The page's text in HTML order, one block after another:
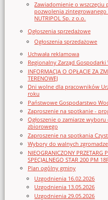
Zawiadomienie o
pozwolenia
NUTRIPOL Sp. z o.o.
Ogłoszenia sprzedażowe
Ogłoszenia sprzedażowe
Uchwała reklamowa
Regionalny Zarząd
INFORMACJA O OPŁACIE ZA
TERENOWEJ
Dni wolne dla pracowników
roku
Państwowe Gospodarstwo
Zaproszenie na spotkanie -
Ogłoszenie o zamiarze
zbiorowego
Zaproszenie na spotkania
Wybory do walnych
NIEOGRANICZONY PRZETARG
SPECJALNEGO STAR 200 PM
Plan ogólny gminy
Uzgodnienia 16.02.2026
Uzgodnienia 13.05.2026
Uzgodnienia 29.05.2026